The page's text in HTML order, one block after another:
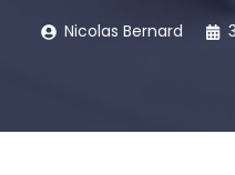
Nicolas Bernard